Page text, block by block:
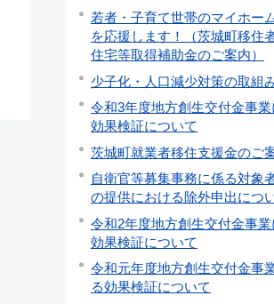
若者・子育て世帯のマイホー
を応援します！（茨城町移住
住宅等取得補助金のご案内）
少子化・人口減少対策の取組
令和3年度地方創生交付金事業
効果検証について
茨城町就業者移住支援金のご
自衛官等募集事務に係る対象
の提供における除外申出につ
令和2年度地方創生交付金事業
効果検証について
令和元年度地方創生交付金事
る効果検証について